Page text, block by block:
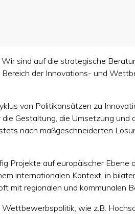
sind auf die strategische
der Innovations- und
von Politikansätzen zu
Gestaltung, die Umsetzung und
nach maßgeschneiderten
Projekte auf europäischer Ebene
internationalen Kontext, in
mit regionalen und kommunalen
wie z.B.